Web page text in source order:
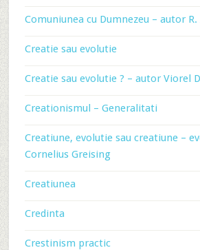
Comuniunea cu Dumnezeu – autor
Creatie sau evolutie
Creatie sau evolutie ? – autor Viorel
Creationismul – Generalitati
Creatiune, evolutie sau creatiune –
Cornelius Greising
Creatiunea
Credinta
Crestinism practic